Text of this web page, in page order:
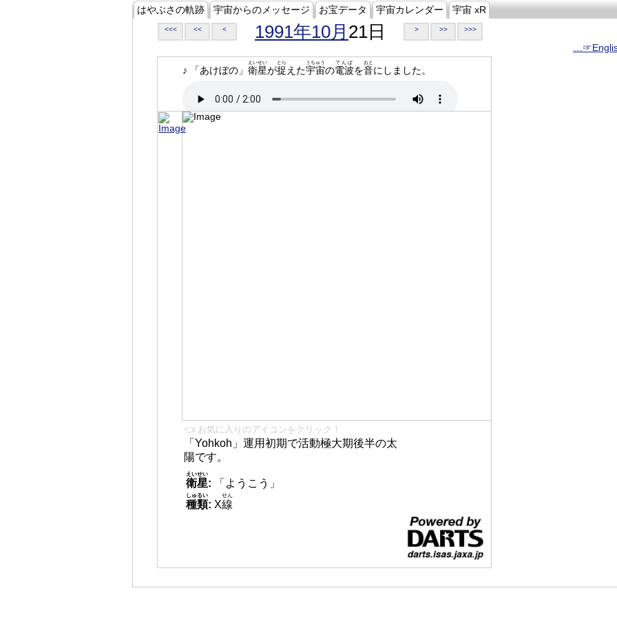
はやぶさの軌跡 宇宙からのメッセージ お宝データ 宇宙カレンダー 宇宙 xR
<<< << < 1991年10月 21日 > >> >>>
♪ 「あけぼの」 衛星
えいせい
が捉
とら
えた宇宙
うちゅう
の電波
でんぱ
を音
おと
にしました。
👈 お気に入りのアイコンをクリック！
「Yohkoh」運用初期で活動極大期後半の太
陽です。
衛星
えいせい
:
「ようこう」
種類
しゅるい
: X線
せん